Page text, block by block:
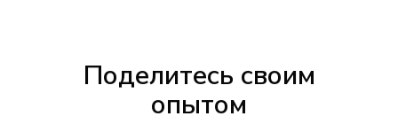
Поделитесь своим
опытом